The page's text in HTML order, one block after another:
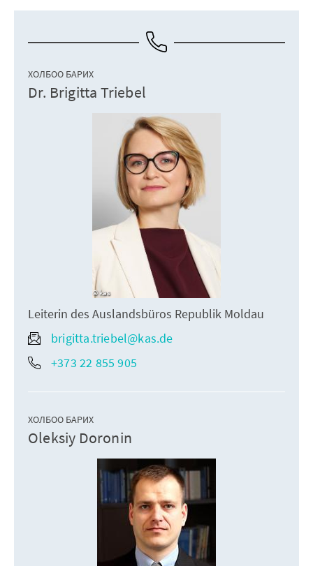
ХОЛБОО БАРИХ
Dr. Brigitta Triebel
kas
Leiterin des Auslandsbüros Republik Moldau
brigitta.triebel@kas.de
+373 22 855 905
ХОЛБОО БАРИХ
Oleksiy Doronin